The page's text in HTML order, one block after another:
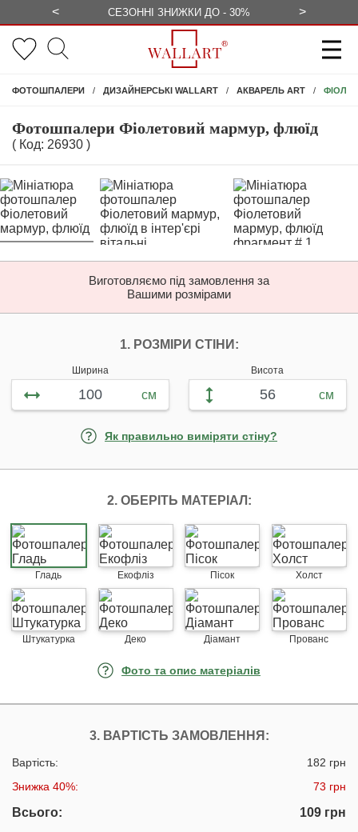
< СЕЗОННІ ЗНИЖКИ ДО - 30% >
ФОТОШПАЛЕРИ ДИЗАЙНЕРСЬКІ WALLART АКВАРЕЛЬ ART
Фотошпалери Фіолетовий мармур, флюїд
( Код: 26930 )
Виготовляємо під замовлення за
Вашими розмірами
1. РОЗМІРИ СТІНИ:
Ширина
см
Висота
см
Як правильно виміряти стіну?
2. ОБЕРІТЬ МАТЕРІАЛ:
Гладь Екофліз Пісок Холст
Штукатурка Деко Діамант Прованс
Фото та опис матеріалів
3. ВАРТІСТЬ ЗАМОВЛЕННЯ:
Вартість:
182 грн
Знижка 40%:
73 грн
Всього:
109 грн